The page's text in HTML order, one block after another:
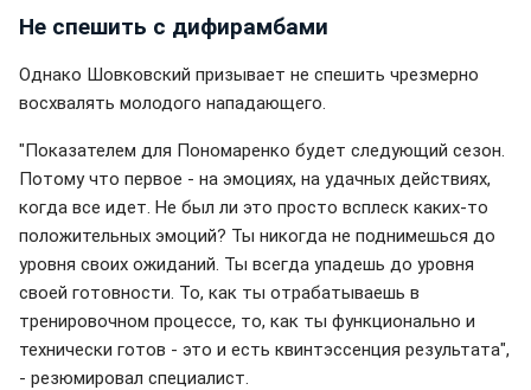
Не спешить с дифирамбами
Однако Шовковский призывает не спешить чрезмерно
восхвалять молодого нападающего.
"Показателем для Пономаренко будет следующий сезон.
Потому что первое - на эмоциях, на удачных действиях,
когда все идет. Не был ли это просто всплеск каких-то
положительных эмоций? Ты никогда не поднимешься до
уровня своих ожиданий. Ты всегда упадешь до уровня
своей готовности. То, как ты отрабатываешь в
тренировочном процессе, то, как ты функционально и
технически готов - это и есть квинтэссенция результата",
- резюмировал специалист.